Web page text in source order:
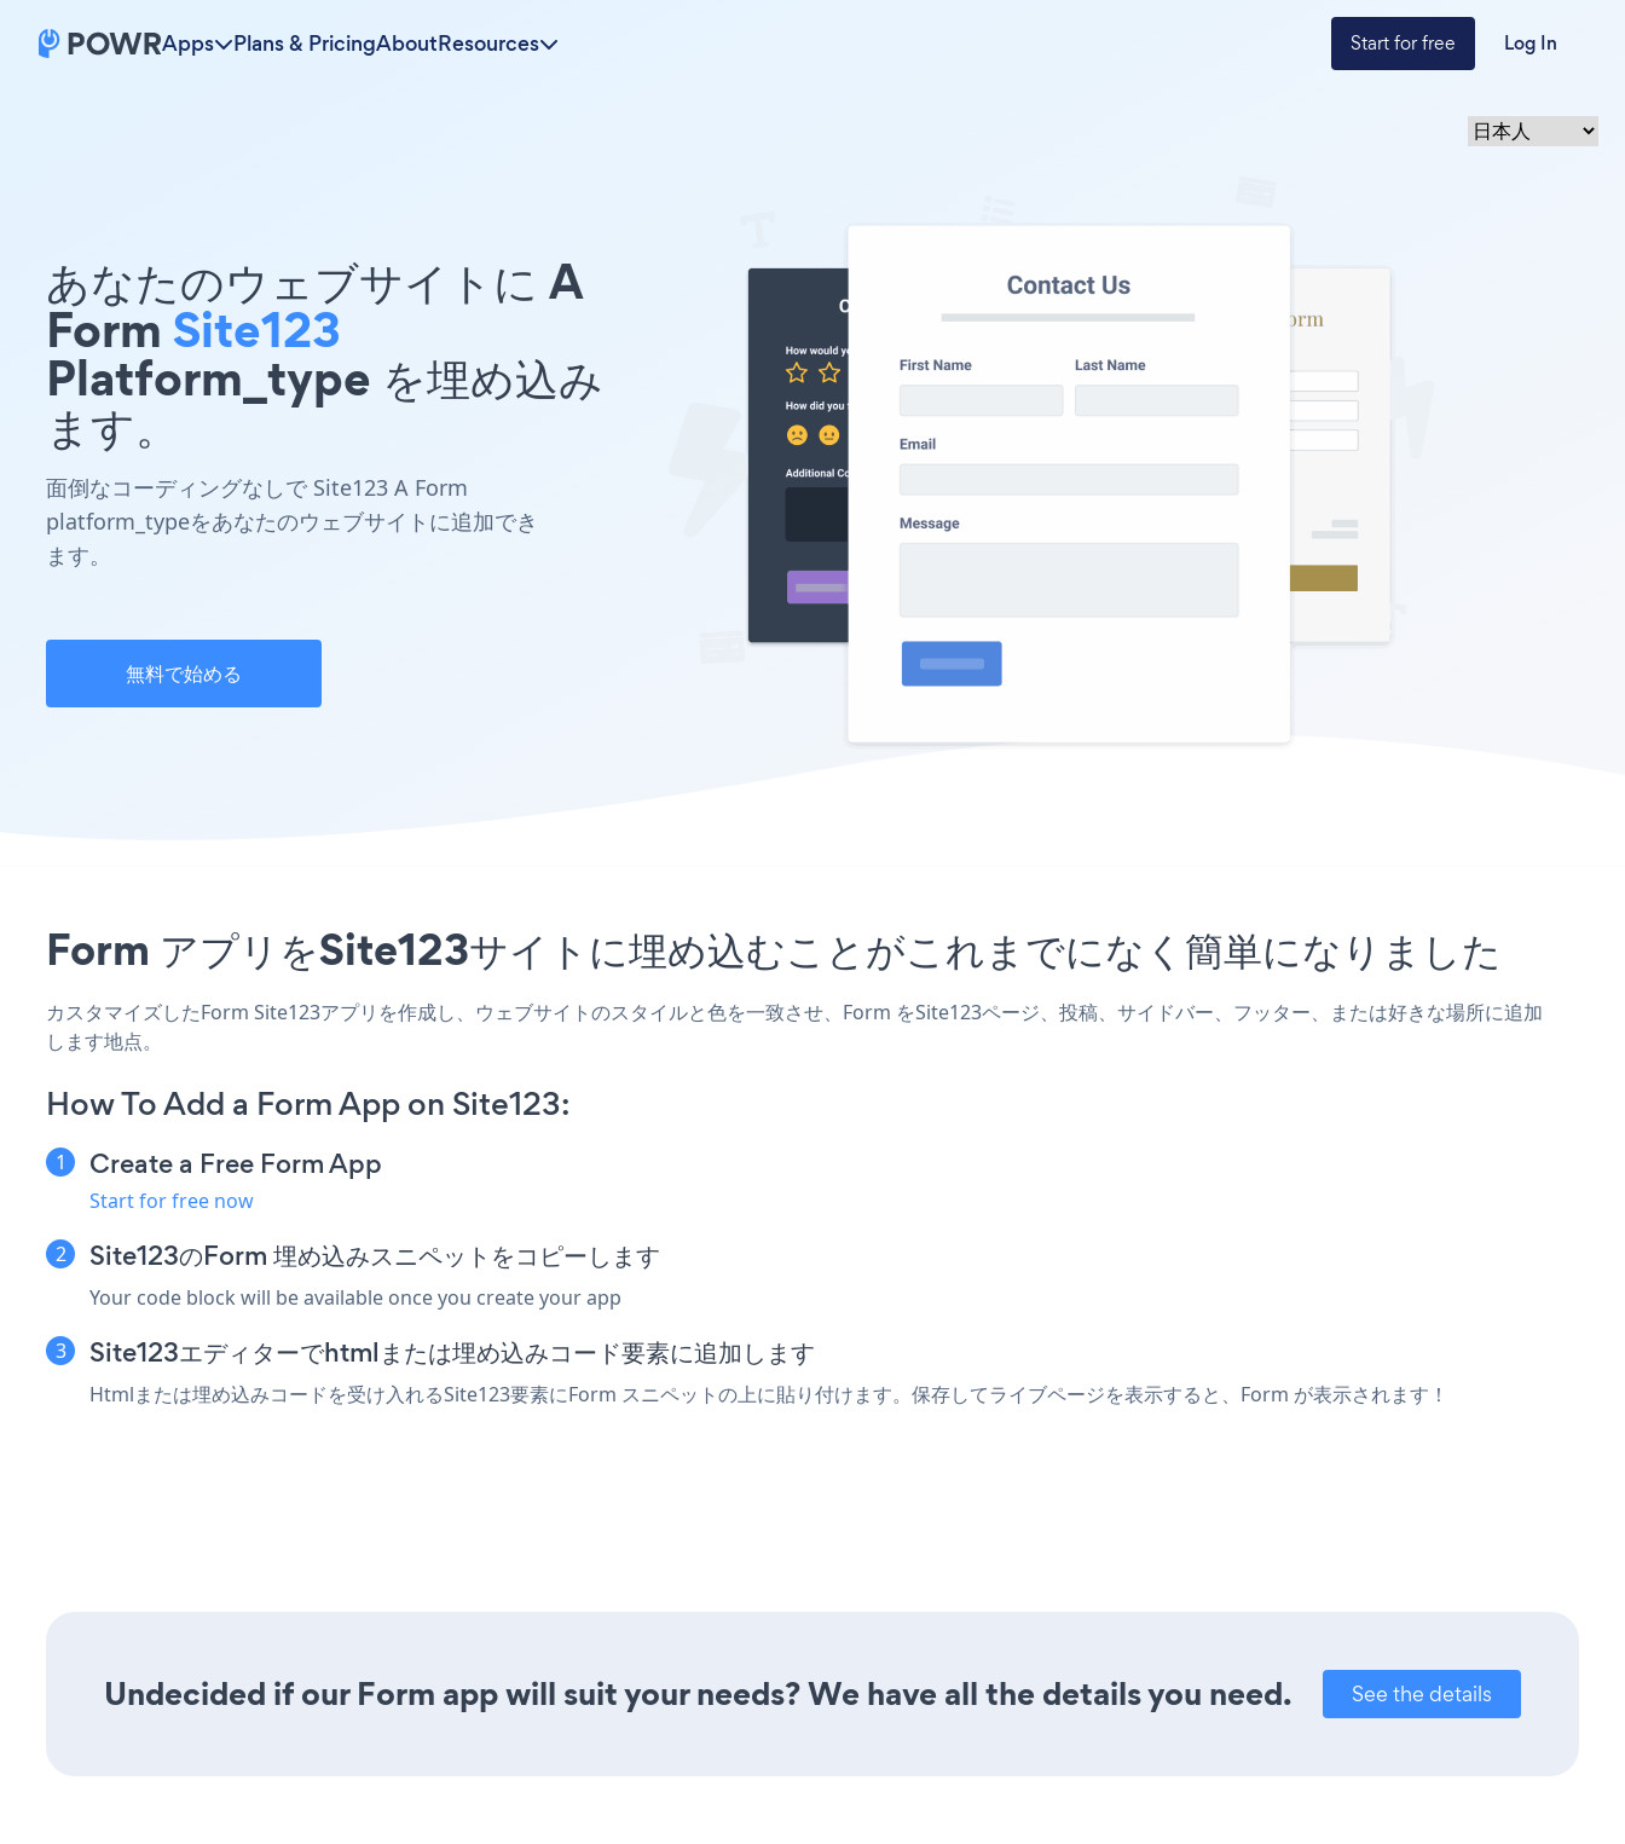
Apps Plans & PricingAboutResources Start for free Log In
あなたのウェブサイトに A
Form Site123
Platform_type を埋め込み
ます。
面倒なコーディングなしで Site123 A Form
platform_typeをあなたのウェブサイトに追加でき
ます。
無料で始める
Form アプリをSite123サイトに埋め込むことがこれまでになく簡単になりました
カスタマイズしたForm Site123アプリを作成し、ウェブサイトのスタイルと色を一致させ、Form をSite123ページ、投稿、サイドバー、フッター、または好きな場所に追加
します地点。
How To Add a Form App on Site123:
Create a Free Form App
Start for free now
Site123のForm 埋め込みスニペットをコピーします
Your code block will be available once you create your app
Site123エディターでhtmlまたは埋め込みコード要素に追加します
Htmlまたは埋め込みコードを受け入れるSite123要素にForm スニペットの上に貼り付けます。保存してライブページを表示すると、Form が表示されます！
Undecided if our Form app will suit your needs? We have all the details you need. See the details